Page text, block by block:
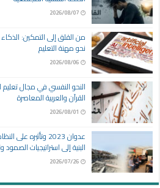
2026/08/07
من القلق إلى التمكين: الذكاء
نحو مهنة التعليم
2026/08/06
النحو النفسي في مجال تعليم
القرآن والعربية المعاصرة
2026/08/01
عدوان 2023
البنية إلى استراتيجيات الصمود
2026/07/26